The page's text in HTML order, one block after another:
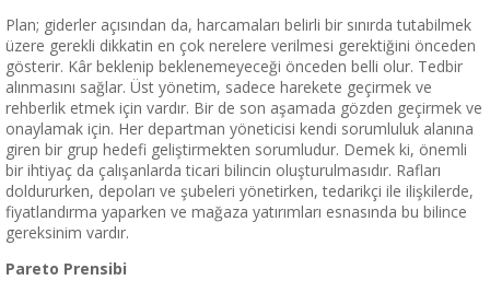
Plan; giderler açısından da, harcamaları belirli bir sınırda tutabilmek
üzere gerekli dikkatin en çok nerelere verilmesi gerektiğini önceden
gösterir. Kâr beklenip beklenemeyeceği önceden belli olur. Tedbir
alınmasını sağlar. Üst yönetim, sadece harekete geçirmek ve
rehberlik etmek için vardır. Bir de son aşamada gözden geçirmek ve
onaylamak için. Her departman yöneticisi kendi sorumluluk alanına
giren bir grup hedefi geliştirmekten sorumludur. Demek ki, önemli
bir ihtiyaç da çalışanlarda ticari bilincin oluşturulmasıdır. Rafları
doldururken, depoları ve şubeleri yönetirken, tedarikçi ile ilişkilerde,
fiyatlandırma yaparken ve mağaza yatırımları esnasında bu bilince
gereksinim vardır.
Pareto Prensibi